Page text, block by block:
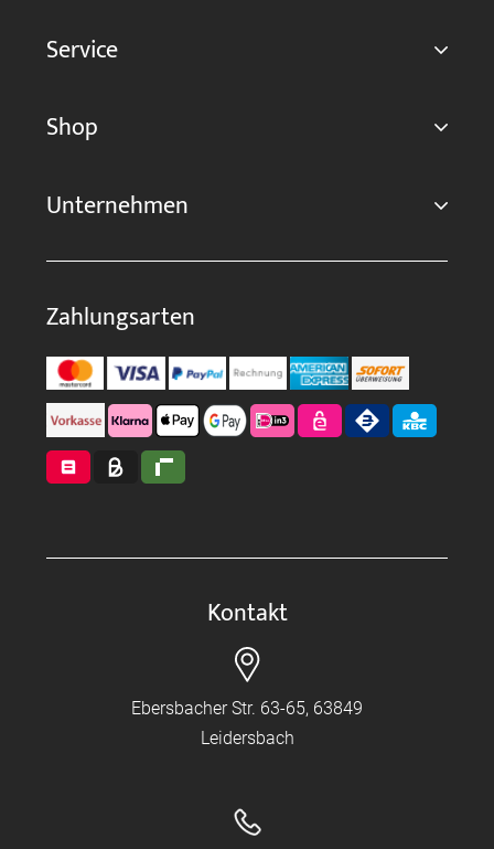
Service
Shop
Unternehmen
Zahlungsarten
Kontakt
Ebersbacher Str. 63-65, 63849
Leidersbach